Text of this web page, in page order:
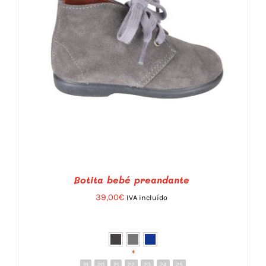
Botita bebé preandante
39,00€ IVA incluído
*